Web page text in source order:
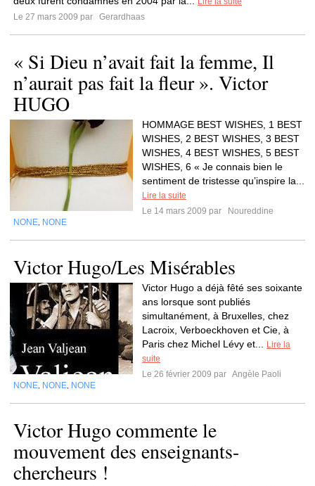
Le 27 mars 2009 par
Gerardhaas
« Si Dieu n’avait fait la femme, Il
n’aurait pas fait la fleur ». Victor
HUGO
HOMMAGE BEST WISHES, 1 BEST
WISHES, 2 BEST WISHES, 3 BEST
WISHES, 4 BEST WISHES, 5 BEST
WISHES, 6 « Je connais bien le
sentiment de tristesse qu’inspire la...
Lire la suite
Le 14 mars 2009 par
Noureddine
NONE NONE
Victor Hugo/Les Misérables
Victor Hugo a déjà fêté ses soixante
ans lorsque sont publiés
simultanément, à Bruxelles, chez
Lacroix, Verboeckhoven et Cie, à
Paris chez Michel Lévy et...
Lire la
suite
Le 26 février 2009 par Angèle Paoli
NONE NONE NONE
Victor Hugo commente le
mouvement des enseignants-
chercheurs !